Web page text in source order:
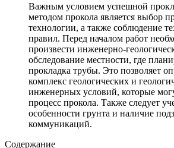
Важным условием успешной
методом прокола является выбор
технологии, а также соблюдение
правил. Перед началом работ
произвести инженерно-
обследование местности, где
прокладка трубы. Это позволяет
комплекс геологических и
инженерных условий, которые
процесс прокола. Также следует
особенности грунта и наличие
коммуникаций.
Содержание